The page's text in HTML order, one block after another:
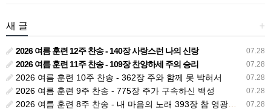
+
새 글
07.28
2026 여름 훈련 12주 찬송 - 140장 사랑스런 나의 신랑
07.28
2026 여름 훈련 11주 찬송 - 109장 찬양하세 주의 승리
07.28
2026 여름 훈련 10주 찬송 - 362장 주와 함께 못 박혀서
07.28
2026 여름 훈련 9주 찬송 - 775장 주가 구속하신 백성
07.28
2026 여름 훈련 8주 찬송 - 내 마음의 노래 393장 참 영광스런 우리 왕